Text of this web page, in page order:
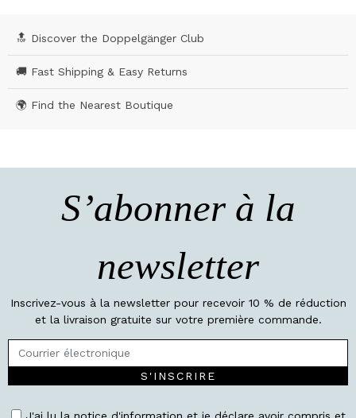
🔝 Discover the Doppelgänger Club
🚚 Fast Shipping & Easy Returns
🌍 Find the Nearest Boutique
S’abonner à la
newsletter
Inscrivez-vous à la newsletter pour recevoir 10 % de réduction
et la livraison gratuite sur votre première commande.
S'INSCRIRE
J'ai lu la notice d'information et je déclare avoir compris et